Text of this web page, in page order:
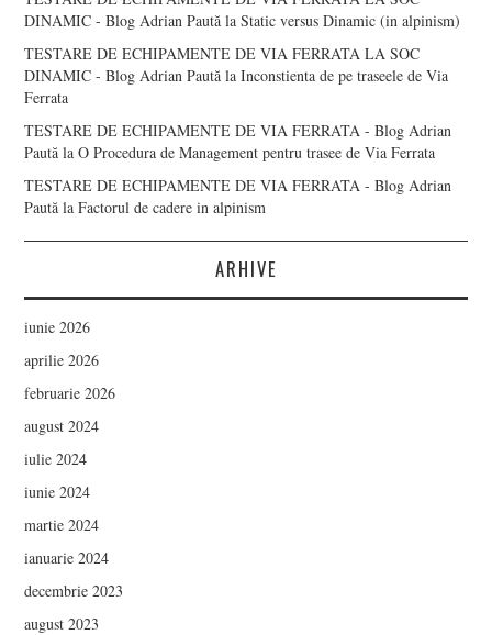
DINAMIC - Blog Adrian Paută laStatic versus Dinamic (in alpinism)
TESTARE DE ECHIPAMENTE DE VIA FERRATA LA SOC
DINAMIC - Blog Adrian Paută laInconstienta de pe traseele de Via
Ferrata
TESTARE DE ECHIPAMENTE DE VIA FERRATA - Blog Adrian
Paută laO Procedura de Management pentru trasee de Via Ferrata
TESTARE DE ECHIPAMENTE DE VIA FERRATA - Blog Adrian
Paută laFactorul de cadere in alpinism
ARHIVE
iunie 2026
aprilie 2026
februarie 2026
august 2024
iulie 2024
iunie 2024
martie 2024
ianuarie 2024
decembrie 2023
august 2023